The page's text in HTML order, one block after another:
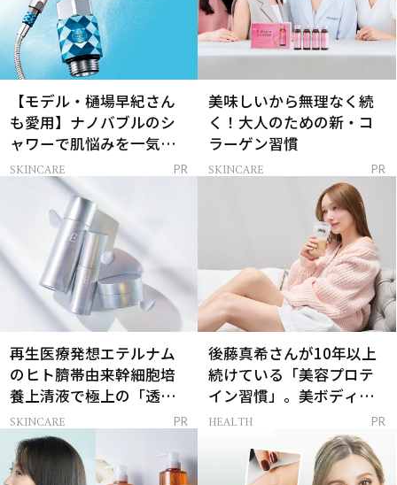
【モデル・樋場早紀さん
も愛用】ナノバブルのシ
ャワーで肌悩みを一気に
解決
SKINCARE PR
美味しいから無理なく続
く！大人のための新・コ
ラーゲン習慣
SKINCARE PR
再生医療発想エテルナム
のヒト臍帯由来幹細胞培
養上清液で極上の「透明
感ハリ肌」へ
SKINCARE PR
後藤真希さんが10年以上
続けている「美容プロテ
イン習慣」。美ボディを
支える朝ルーティンと
HEALTH PR